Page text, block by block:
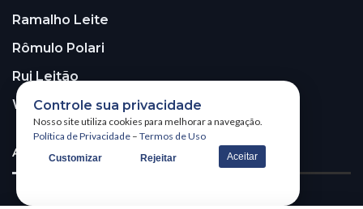
Ramalho Leite
Rômulo Polari
Rui Leitão
Walter Santos
ASSINE A NOSSA NEWSLETTER!
Controle sua privacidade
Nosso site utiliza cookies para melhorar a navegação.
Política de Privacidade – Termos de Uso
Customizar Rejeitar Aceitar